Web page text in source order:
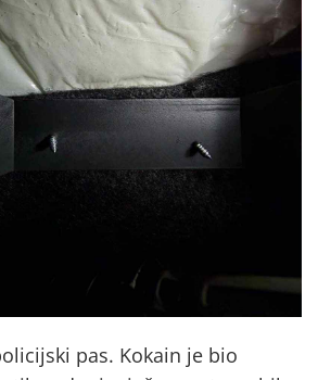
pas. Kokain je bio